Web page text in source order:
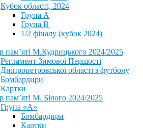
Кубок області, 2024
Група А
Група В
1/2 фіналу (кубок 2024)
пам’яті М.Кудрицького 2024/2025
Регламент Зимової Першості
Дніпропетровської області з футболу
Бомбардири
Картки
пам’яті М. Білого 2024/2025
Група «А»
Бомбардири
Картки